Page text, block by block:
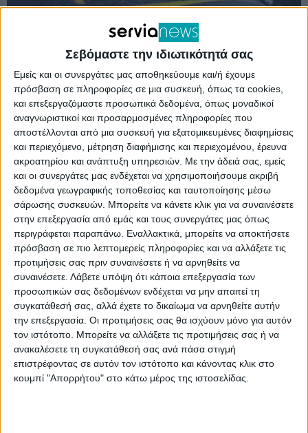
Σεβόμαστε την ιδιωτικότητά σας
Εμείς και οι συνεργάτες μας αποθηκεύουμε και/ή έχουμε
πρόσβαση σε πληροφορίες σε μια συσκευή, όπως τα cookies,
και επεξεργαζόμαστε προσωπικά δεδομένα, όπως μοναδικοί
αναγνωριστικοί και προσαρμοσμένες πληροφορίες που
αποστέλλονται από μια συσκευή για εξατομικευμένες διαφημίσεις
και περιεχόμενο, μέτρηση διαφήμισης και περιεχομένου, έρευνα
ακροατηρίου και ανάπτυξη υπηρεσιών. Με την άδειά σας, εμείς
και οι συνεργάτες μας ενδέχεται να χρησιμοποιήσουμε ακριβή
δεδομένα γεωγραφικής τοποθεσίας και ταυτοποίησης μέσω
σάρωσης συσκευών. Μπορείτε να κάνετε κλικ για να συναινέσετε
στην επεξεργασία από εμάς και τους συνεργάτες μας όπως
περιγράφεται παραπάνω. Εναλλακτικά, μπορείτε να αποκτήσετε
πρόσβαση σε πιο λεπτομερείς πληροφορίες και να αλλάξετε τις
προτιμήσεις σας πριν συναινέσετε ή να αρνηθείτε να
συναινέσετε. Λάβετε υπόψη ότι κάποια επεξεργασία των
προσωπικών σας δεδομένων ενδέχεται να μην απαιτεί τη
συγκατάθεσή σας, αλλά έχετε το δικαίωμα να αρνηθείτε αυτήν
την επεξεργασία. Οι προτιμήσεις σας θα ισχύουν μόνο για αυτόν
τον ιστότοπο. Μπορείτε να αλλάξετε τις προτιμήσεις σας ή να
ανακαλέσετε τη συγκατάθεσή σας ανά πάσα στιγμή
επιστρέφοντας σε αυτόν τον ιστότοπο και κάνοντας κλικ στο
κουμπί "Απορρήτου" στο κάτω μέρος της ιστοσελίδας.
Αύριο, Τετάρτη 15 Νοεμβρίου, στις 09:00 το
πρωί, στο κοινοτικό κατάστημα της Νεράιδας, θα
υπάρχει γιατρός. Οι ενδιαφερόμενοι που θέλουν
οτιδήποτε σχετικό καλούνται να τον
επισκεφτούν.